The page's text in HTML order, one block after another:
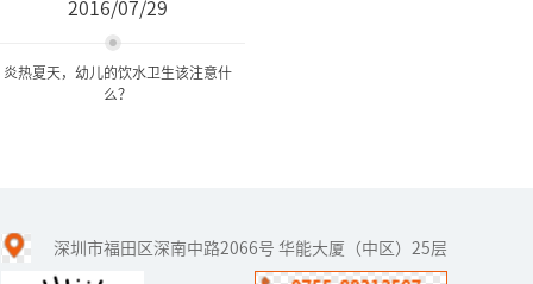
2016/07/29
炎热夏天，幼儿的饮水卫生该注意什
么？
深圳市福田区深南中路2066号 华能大厦（中区）25层